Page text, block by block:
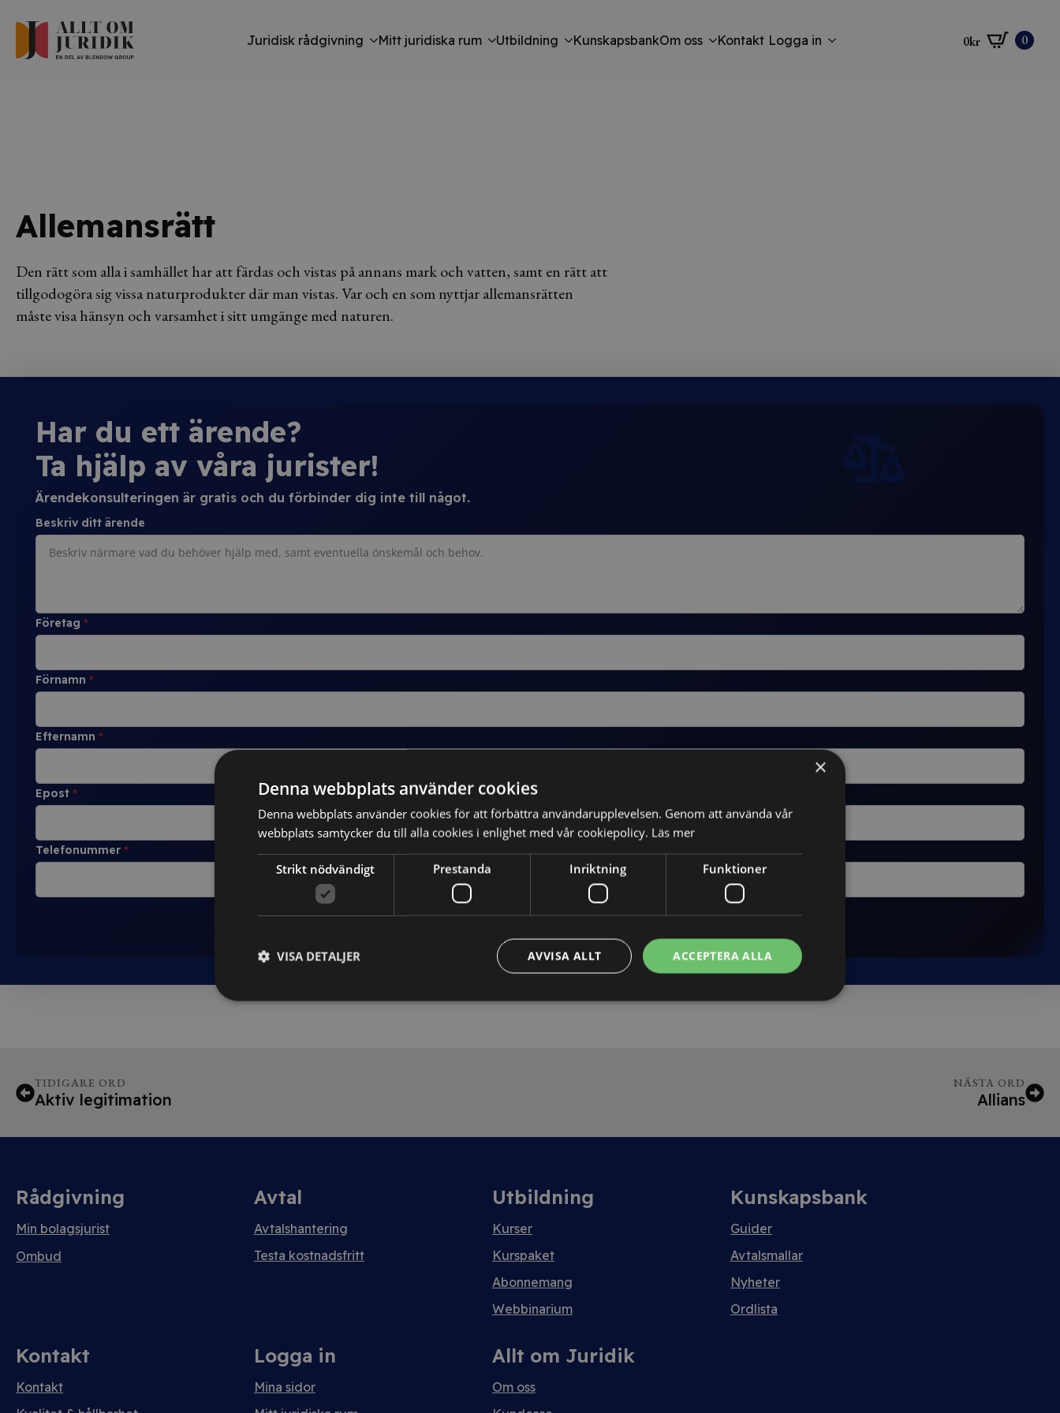
Juridisk rådgivning Mitt juridiska rum Utbildning KunskapsbankOm oss Kontakt Logga in 0kr 0
Allemansrätt
Den rätt som alla i samhället har att färdas och vistas på annans mark och vatten, samt en rätt att
tillgodogöra sig vissa naturprodukter där man vistas. Var och en som nyttjar allemansrätten
måste visa hänsyn och varsamhet i sitt umgänge med naturen.
Har du ett ärende?
Ta hjälp av våra jurister!
Ärendekonsulteringen är gratis och du förbinder dig inte till något.
Beskriv ditt ärende
Företag *
Förnamn *
Efternamn *
Epost *
Telefonummer *
Skicka
TIDIGARE ORD
Aktiv legitimation
NÄSTA ORD
Allians
Rådgivning
Min bolagsjurist
Ombud
Avtal
Avtalshantering
Testa kostnadsfritt
Utbildning
Kurser
Kurspaket
Abonnemang
Webbinarium
Kunskapsbank
Guider
Avtalsmallar
Nyheter
Ordlista
Kontakt
Kontakt
Logga in
Mina sidor
Allt om Juridik
Om oss
×
Denna webbplats använder cookies
Denna webbplats använder cookies för att förbättra användarupplevelsen. Genom att använda vår
webbplats samtycker du till alla cookies i enlighet med vår cookiepolicy. Läs mer
Strikt nödvändigt Prestanda Inriktning Funktioner
ACCEPTERA ALLA
AVVISA ALLT
VISA DETALJER